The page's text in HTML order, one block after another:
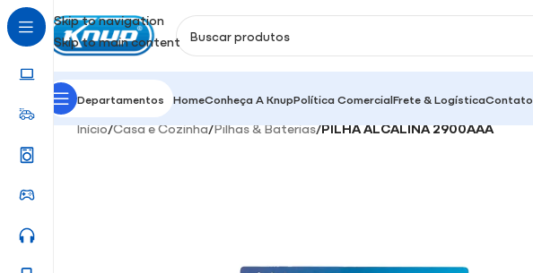
Skip to navigation
Skip to main content
Departamentos HomeConheça A KnupPolítica ComercialFrete & LogísticaContato
Início/Casa e Cozinha/Pilhas & Baterias/PILHA ALCALINA 2900AAA